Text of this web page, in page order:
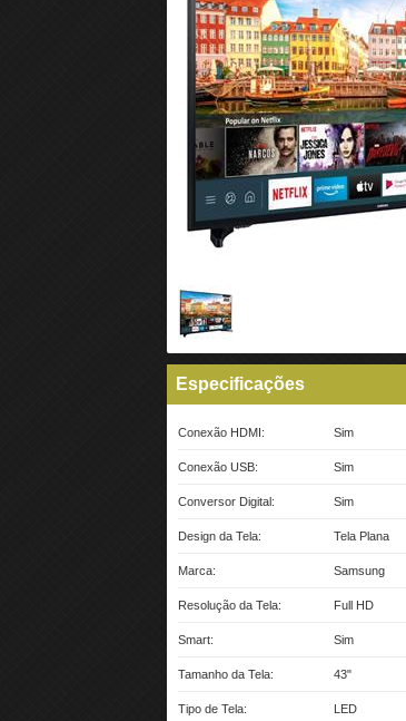
Especificações
Conexão HDMI: Sim
Conexão USB: Sim
Conversor Digital: Sim
Design da Tela: Tela Plana
Marca: Samsung
Resolução da Tela: Full HD
Smart: Sim
Tamanho da Tela: 43"
Tipo de Tela: LED